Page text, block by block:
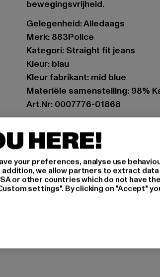
bewegingsvrijheid.
Gelegenheid: Alledaags
Merk: 883Police
Kategori: Straight fit jeans
Kleur: blau
Kleur fabrikant: mid blue
Materiële samenstelling: 98%
Art.Nr: 0007776-01868
Fabrikant: Zabou House |
Shelley Road, Ashton-on-
MAAT
HERE!
your preferences, analyse use
we allow partners to extract
or other countries which do not have
settings". By clicking on "Accept"